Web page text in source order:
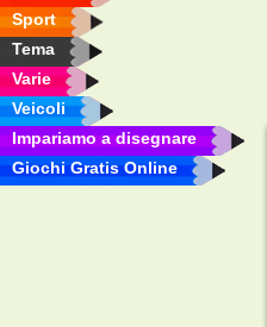
Sport
Tema
Varie
Veicoli
Impariamo a disegnare
Giochi Gratis Online